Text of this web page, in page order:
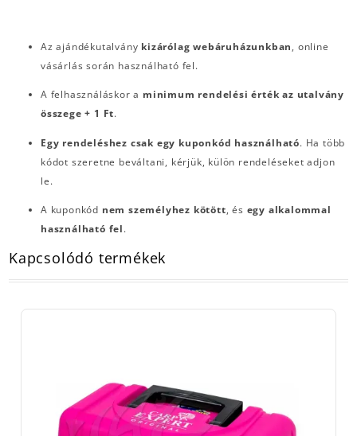
Az ajándékutalvány kizárólag webáruházunkban, online
vásárlás során használható fel.
A felhasználáskor a minimum rendelési érték az utalvány
összege + 1 Ft.
Egy rendeléshez csak egy kuponkód használható. Ha több
kódot szeretne beváltani, kérjük, külön rendeléseket adjon
le.
A kuponkód nem személyhez kötött, és egy alkalommal
használható fel.
Kapcsolódó termékek